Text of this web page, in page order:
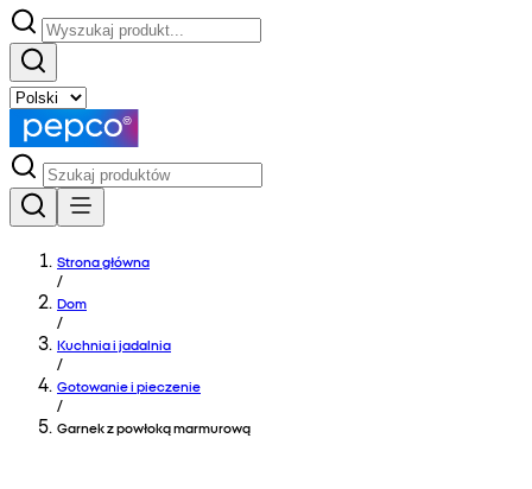
Strona główna
/
Dom
/
Kuchnia i jadalnia
/
Gotowanie i pieczenie
/
Garnek z powłoką marmurową